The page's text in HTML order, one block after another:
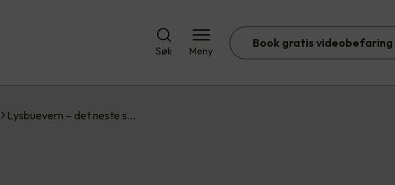
Søk Meny
Book gratis videobefaring
Lysbuevern – det neste s…